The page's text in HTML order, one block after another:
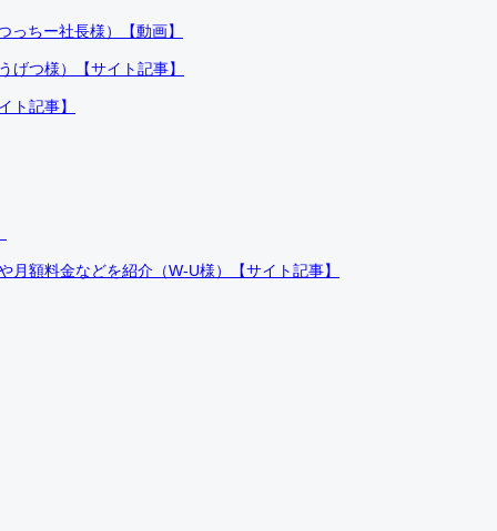
ちー社長様）【動画】
げつ様）【サイト記事】
ト記事】
額料金などを紹介（W-U様）【サイト記事】